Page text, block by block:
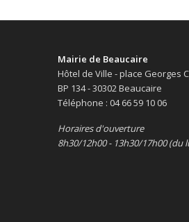
Mairie de Beaucaire
Hôtel de Ville - place Georges
BP 134 - 30302 Beaucaire
Téléphone : 04 66 59 10 06
Horaires d'ouverture
8h30/12h00 - 13h30/17h00 (du